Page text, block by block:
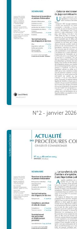
N°2 - janvier 2026